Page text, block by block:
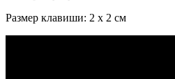
Размер клавиши: 2 х 2 см